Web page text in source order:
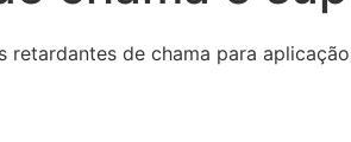
de chama para